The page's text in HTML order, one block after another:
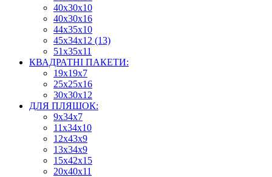
40х30х10
40х30х16
44х35х10
45х34х12 (13)
51х35х11
КВАДРАТНІ ПАКЕТИ:
19х19х7
25х25х16
30х30х12
ДЛЯ ПЛЯШОК:
9х34х7
11х34х10
12х43х9
13х34х9
15х42х15
20х40х11